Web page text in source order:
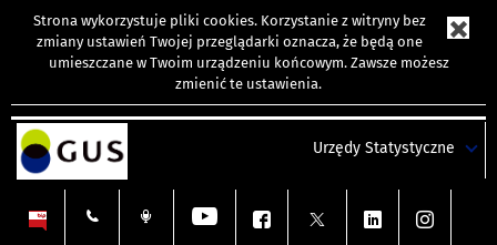
Strona wykorzystuje pliki cookies. Korzystanie z witryny bez
zmiany ustawień Twojej przeglądarki oznacza, że będą one
umieszczane w Twoim urządzeniu końcowym. Zawsze możesz
zmienić te ustawienia.
Urzędy Statystyczne